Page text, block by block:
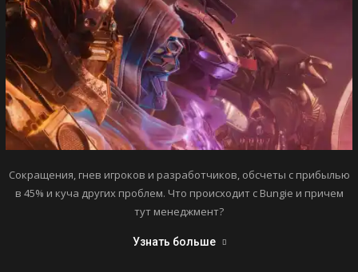
Сокращения, гнев игроков и разработчиков, обсчеты с прибылью
в 45% и куча других проблем. Что происходит с Bungie и причем
тут менеджмент?
Узнать больше